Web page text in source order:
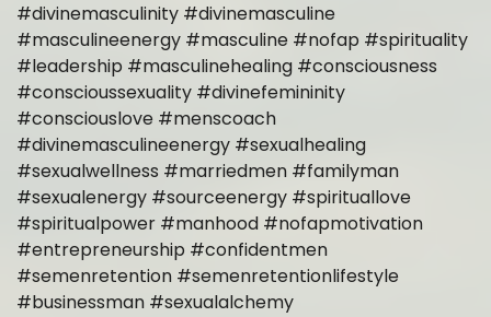
#divinemasculinity #divinemasculine
#masculineenergy #masculine #nofap #spirituality
#leadership #masculinehealing #consciousness
#conscioussexuality #divinefemininity
#consciouslove #menscoach
#divinemasculineenergy #sexualhealing
#sexualwellness #marriedmen #familyman
#sexualenergy #sourceenergy #spirituallove
#spiritualpower #manhood #nofapmotivation
#entrepreneurship #confidentmen
#semenretention #semenretentionlifestyle
#businessman #sexualalchemy